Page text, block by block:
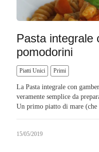
Pasta integrale
pomodorini
Piatti Unici Primi
La Pasta integrale con
veramente semplice da
Un primo piatto di mare (che
15/05/2019